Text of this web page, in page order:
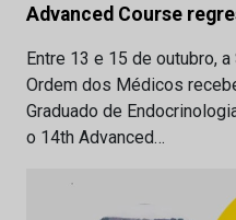
Advanced Course
Entre 13 e 15 de outubro,
Ordem dos Médicos
Graduado de
o 14th Advanced…